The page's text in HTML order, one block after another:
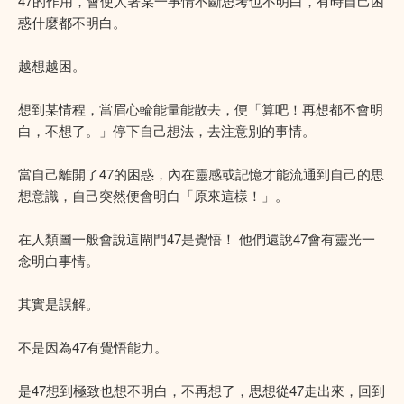
惑什麼都不明白。
越想越困。
想到某情程，當眉心輪能量能散去，便「算吧！再想都不會明
白，不想了。」停下自己想法，去注意別的事情。
當自己離開了47的困惑，內在靈感或記憶才能流通到自己的思
想意識，自己突然便會明白「原來這樣！」。
在人類圖一般會說這閘門47是覺悟！ 他們還說47會有靈光一
念明白事情。
其實是誤解。
不是因為47有覺悟能力。
是47想到極致也想不明白，不再想了，思想從47走出來，回到